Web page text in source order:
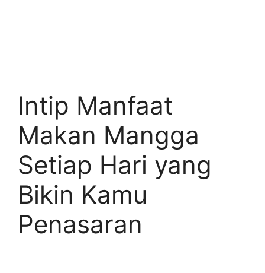
Intip Manfaat
Makan Mangga
Setiap Hari yang
Bikin Kamu
Penasaran